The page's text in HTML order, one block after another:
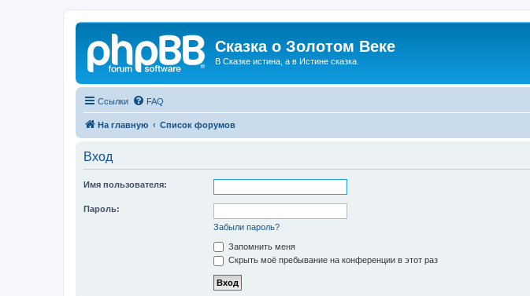
Сказка о Золотом Веке
В Сказке истина, а в Истине сказка.
Ссылки FAQ
На главную Список форумов
Вход
Имя пользователя:
Пароль:
Забыли пароль?
Запомнить меня
Скрыть моё пребывание на конференции в этот раз